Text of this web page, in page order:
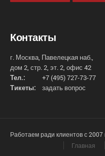
Контакты
г. Москва, Павелецкая наб.,
дом 2, стр. 2, эт. 2, офис 42
Тел.:
+7 (495) 727-73-77
Тикеты:
задать вопрос
Работаем ради клиентов с
Главная